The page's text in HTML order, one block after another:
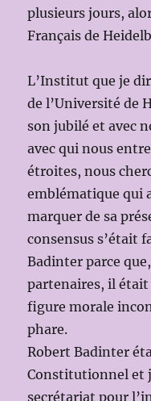
plusieurs jours,
Français de
L’Institut que je
de l’Université de
son jubilé et avec
avec qui nous
étroites, nous
emblématique qui
marquer de sa
consensus s’était
Badinter parce
partenaires, il était
figure morale
phare.
Robert Badinter
Constitutionnel et
secrétariat pour